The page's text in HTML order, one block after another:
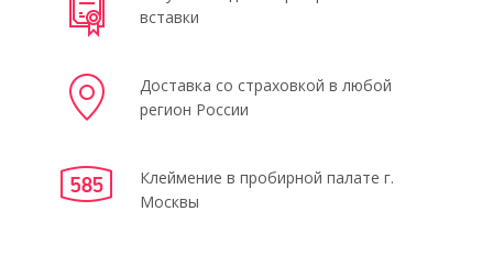
вставки
Доставка со страховкой в любой
регион России
Клеймение в пробирной палате г.
Москвы